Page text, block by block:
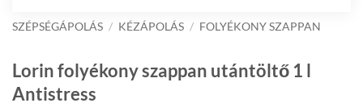
SZÉPSÉGÁPOLÁS / KÉZÁPOLÁS / FOLYÉKONY SZAPPAN
Lorin folyékony szappan utántöltő 1 l
Antistress